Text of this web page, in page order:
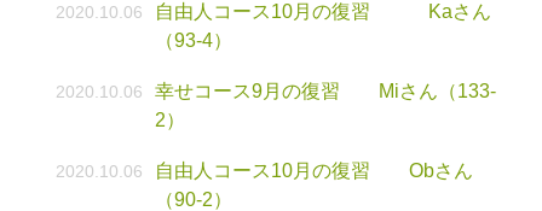
2020.10.06
自由人コース10月の復習 Kaさん
（93-4）
2020.10.06
幸せコース9月の復習 Miさん（133-
2）
2020.10.06
自由人コース10月の復習 Obさん
（90-2）